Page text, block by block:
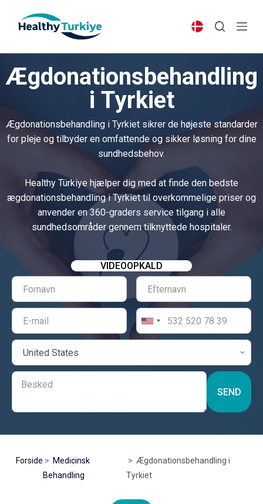
p
t
o
n
t
Ægdonationsbehandling
i Tyrkiet
Ægdonationsbehandling i Tyrkiet sikrer de højeste standarder
for pleje og tilbyder en omfattende og sikker løsning for dine
sundhedsbehov.
Healthy Türkiye hjælper dig med at finde den bedste
ægdonationsbehandling i Tyrkiet til overkommelige priser og
anvender en 360-graders service tilgang i alle
sundhedsområder gennem tilknyttede hospitaler.
VIDEOOPKALD
SEND
Forside
Medicinsk
Behandling
Ægdonationsbehandling i
Tyrkiet